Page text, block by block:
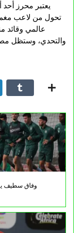
يعتبر محرز
تحول من لاعب
عالمي وقائد
والتحدي، وستظل
وفاق سطيف